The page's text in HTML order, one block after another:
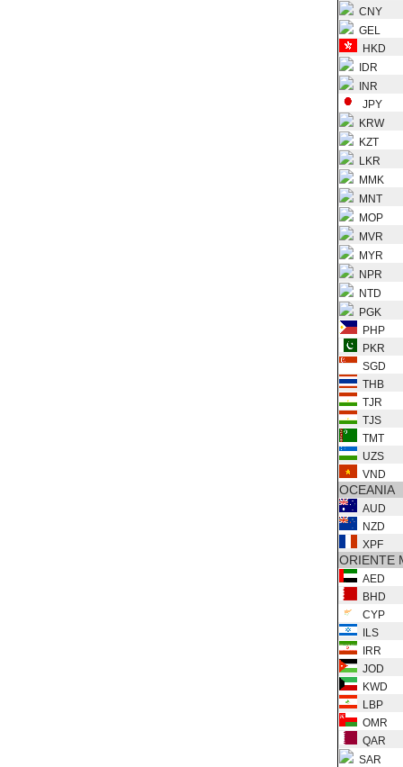
CNY
GEL
HKD
IDR
INR
JPY
KRW
KZT
LKR
MMK
MNT
MOP
MVR
MYR
NPR
NTD
PGK
PHP
PKR
SGD
THB
TJR
TJS
TMT
UZS
VND
OCEANIA
AUD
NZD
XPF
ORIENTE
AED
BHD
CYP
ILS
IRR
JOD
KWD
LBP
OMR
QAR
SAR